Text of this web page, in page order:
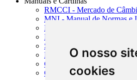
O nosso
cookies
RMCCI - Mercado de
MNI - Manual de Normas e
MTVM - Manual de Títulos
MCR - Manual de Crédito
SISORF - Manual de
MASUP - Manual de
CADOC - Catálogo de
CNAE-CONCLA -